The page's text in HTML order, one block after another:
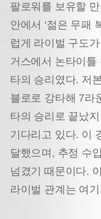
팔로워를 보유할
안에서 ‘젊은 무패
럽게 라이벌 구도
거스에서 논타이
타의 승리였다. 저
블로로 강타해 7라
타의 승리로 끝났
기다리고 있다. 이
달했으며, 추정 수
넘겼기 때문이다.
라이벌 관계는 여